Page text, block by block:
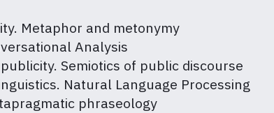
Metaphor and metonymy
Analysis
Semiotics of public discourse
Natural Language Processing
phraseology